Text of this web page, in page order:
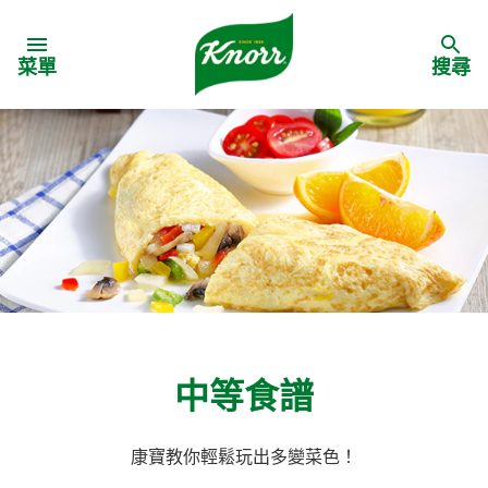
菜單 搜尋
中等食譜
康寶教你輕鬆玩出多變菜色！